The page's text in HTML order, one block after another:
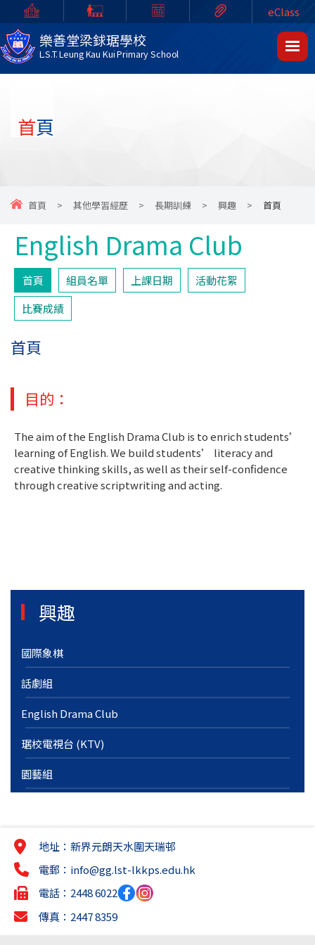
樂善堂梁銶琚學校
L.S.T. Leung Kau Kui Primary School
eClass
首頁
首頁 > 其他學習經歷 > 長期訓練 > 興趣 > 首頁
English Drama Club
首頁 組員名單 上課日期
活動花絮
比賽成績
首頁
目的：
The aim of the English Drama Club is to enrich students’
learning of English. We build students’ literacy and
creative thinking skills, as well as their self-confidence
through creative scriptwriting and acting.
興趣
國際象棋
話劇組
English Drama Club
琚校電視台 (KTV)
園藝組
地址：新界元朗天水圍天瑞邨
電郵： info@gg.lst-lkkps.edu.hk
電話：2448 6022
傳真：2447 8359